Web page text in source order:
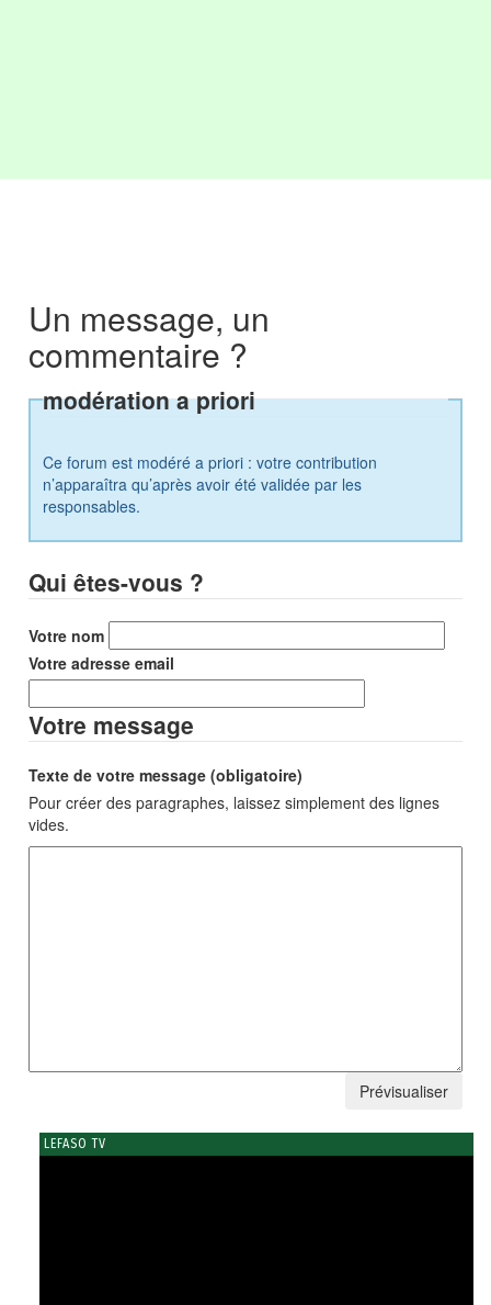
Un message, un
commentaire ?
modération a priori
Ce forum est modéré a priori : votre contribution
n’apparaîtra qu’après avoir été validée par les
responsables.
Qui êtes-vous ?
Votre nom
Votre adresse email
Votre message
Texte de votre message (obligatoire)
Pour créer des paragraphes, laissez simplement des lignes
vides.
LEFASO TV